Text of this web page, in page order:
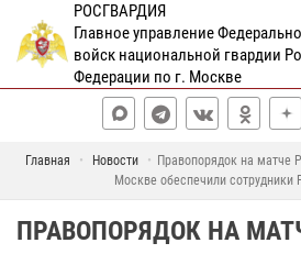
РОСГВАРДИЯ
Главное управление
войск национальной гвардии
Федерации по г. Москве
Главная Новости
Правопорядок на матче
Москве обеспечили сотрудники
ПРАВОПОРЯДОК НА